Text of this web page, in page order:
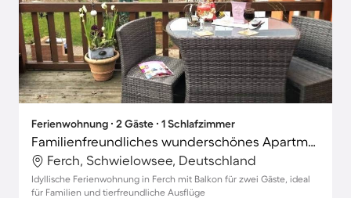
Ferienwohnung ∙ 2 Gäste ∙ 1 Schlafzimmer
Familienfreundliches wunderschönes Apartment | Panoramablick | Strand in der Nähe | Haustiere erlaubt
Ferch, Schwielowsee, Deutschland
Idyllische Ferienwohnung in Ferch mit Balkon für zwei Gäste, ideal
für Familien und tierfreundliche Ausflüge